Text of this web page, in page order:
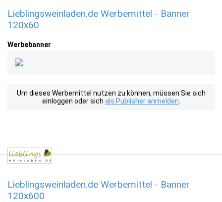
Lieblingsweinladen.de Werbemittel - Banner
120x60
Werbebanner
Um dieses Werbemittel nutzen zu können, müssen Sie sich
einloggen oder sich als Publisher anmelden
Lieblingsweinladen.de Werbemittel - Banner
120x600